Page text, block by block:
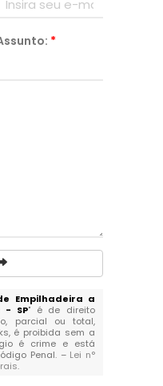
*
Empilhadeira a
- SP" é de direito
parcial ou total,
é proibida sem a
é crime e está
Penal. – Lei n°
.